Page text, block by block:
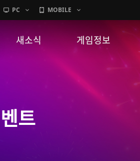
PC MOBILE
새소식
GM노트
게임정보
캐릭터소개
트